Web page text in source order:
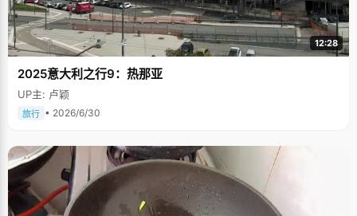
12:28
2025意大利之行9：热那亚
UP主: 卢颖
旅行 • 2026/6/30